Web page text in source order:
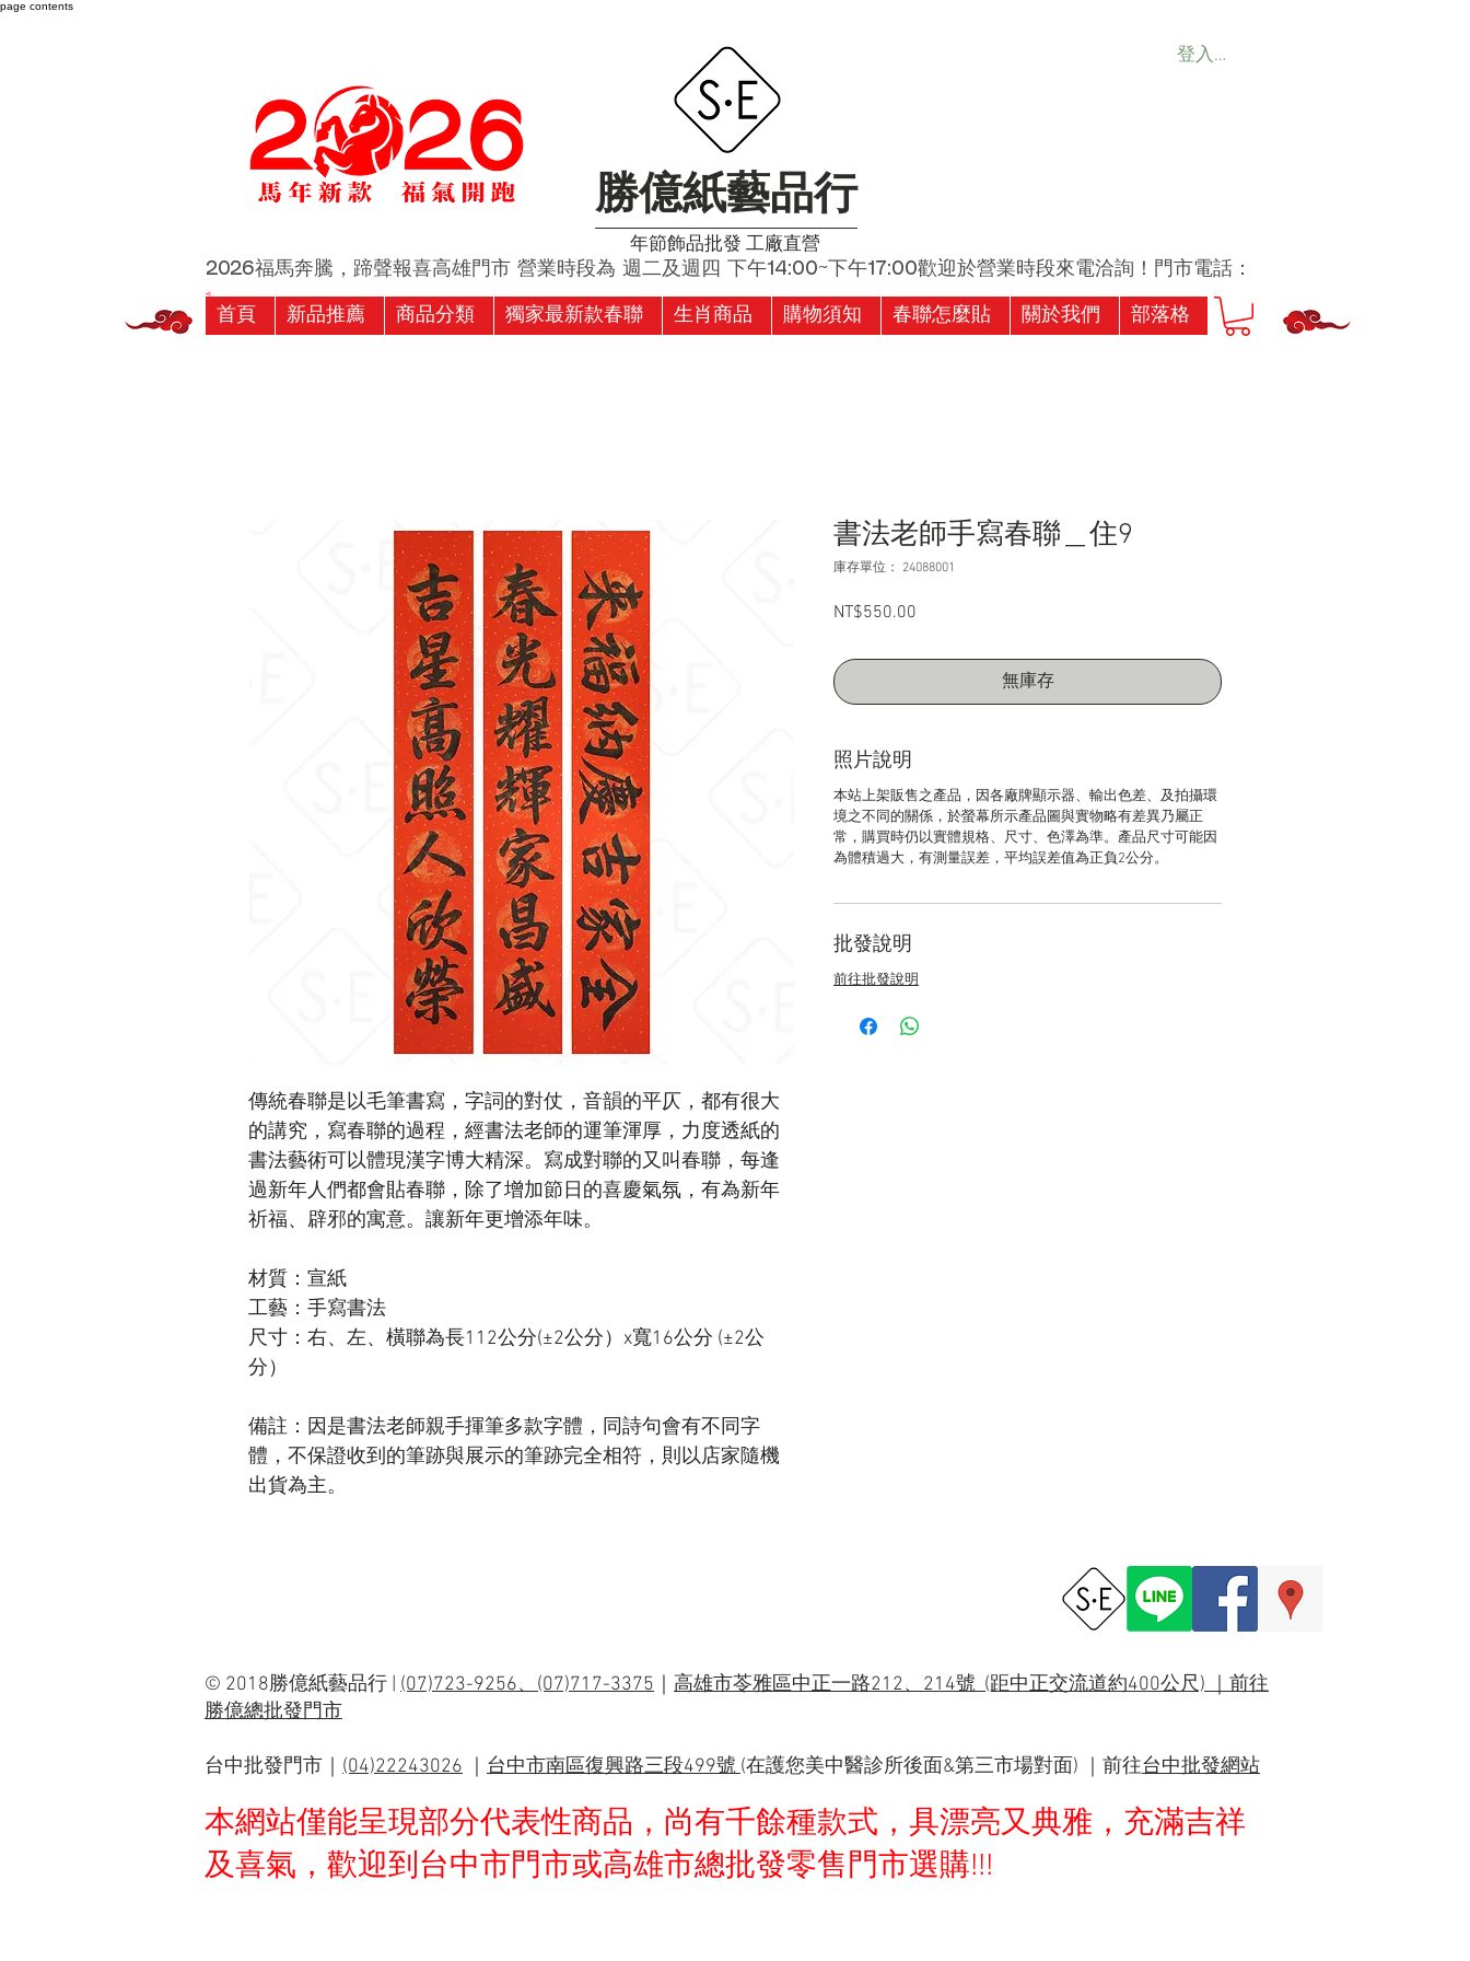
page contents
勝億紙藝品行
登入會員
​年節飾品批發 工廠直營
2026福馬奔騰，蹄聲報喜高雄門市 營業時段為 週二及週四 下午14:00~下午17:00歡迎於營業時段來電洽詢！門市電話：07-7239256或07-
首頁 新品推薦 商品分類 獨家最新款春聯 生肖商品 購物須知 春聯怎麼貼 關於我們 部落格
傳統春聯是以毛筆書寫，字詞的對仗，音韻的平仄，都有很大
的講究，寫春聯的過程，經書法老師的運筆渾厚，力度透紙的
書法藝術可以體現漢字博大精深。寫成對聯的又叫春聯，每逢
過新年人們都會貼春聯，除了增加節日的喜慶氣氛，有為新年
祈福、辟邪的寓意。讓新年更增添年味。
材質：宣紙
工藝：手寫書法
尺寸：右、左、橫聯為長112公分(±2公分）x寬16公分 (±2公
分）
備註：因是書法老師親手揮筆多款字體，同詩句會有不同字
體，不保證收到的筆跡與展示的筆跡完全相符，則以店家隨機
出貨為主。
書法老師手寫春聯＿住9
庫存單位： 24088001
NT$550.00
無庫存
照片說明
本站上架販售之產品，因各廠牌顯示器、輸出色差、及拍攝環
境之不同的關係，於螢幕所示產品圖與實物略有差異乃屬正
常，購買時仍以實體規格、尺寸、色澤為準。產品尺寸可能因
為體積過大，有測量誤差，平均誤差值為正負2公分。
批發說明
前往批發說明
© 2018勝億紙藝品行 | (07)723-9256、(07)717-3375 高雄市苓雅區中正一路212、214號 (距中正交流道約400公尺) ｜ 前往
勝億總批發門市
台中批發門市｜ (04)22243026 台中市南區復興路三段499號 (在護您美中醫診所後面&第三市場對面) ｜前往台中批發網站
本網站僅能呈現部分代表性商品，尚有千餘種款式，具漂亮又典雅，充滿吉祥
及喜氣，歡迎到台中市門市或高雄市總批發零售門市選購!!!